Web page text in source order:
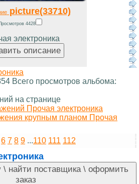
picture(33710)
4428
электроника
Всего просмотров альбома:
на странице
Прочая электроника
крупным планом Прочая
6 7 8 9 ...110 111 112